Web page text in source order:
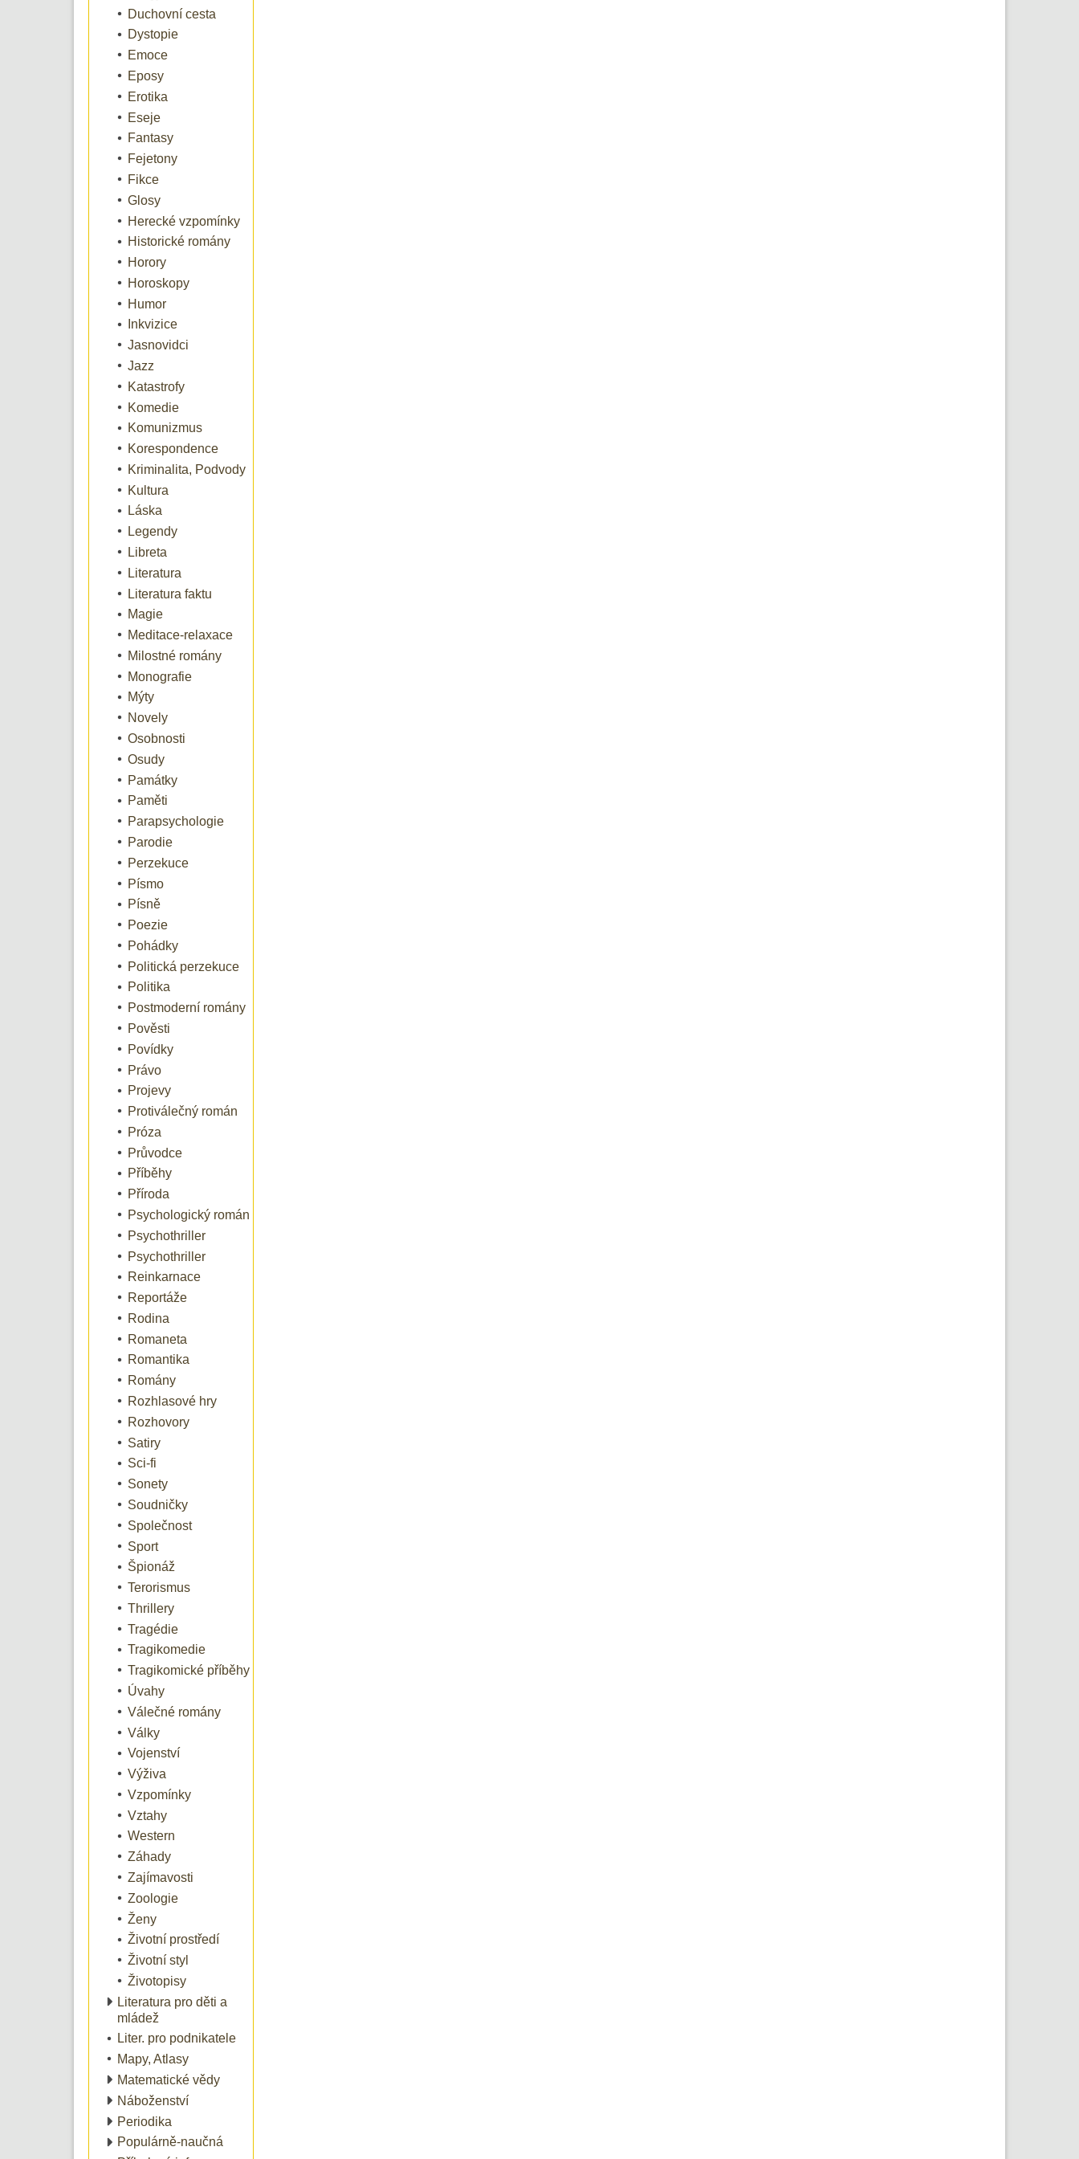
Duchovní cesta
Dystopie
Emoce
Eposy
Erotika
Eseje
Fantasy
Fejetony
Fikce
Glosy
Herecké vzpomínky
Historické romány
Horory
Horoskopy
Humor
Inkvizice
Jasnovidci
Jazz
Katastrofy
Komedie
Komunizmus
Korespondence
Kriminalita, Podvody
Kultura
Láska
Legendy
Libreta
Literatura
Literatura faktu
Magie
Meditace-relaxace
Milostné romány
Monografie
Mýty
Novely
Osobnosti
Osudy
Památky
Paměti
Parapsychologie
Parodie
Perzekuce
Písmo
Písně
Poezie
Pohádky
Politická perzekuce
Politika
Postmoderní romány
Pověsti
Povídky
Právo
Projevy
Protiválečný román
Próza
Průvodce
Příběhy
Příroda
Psychologický román
Psychothriller
Psychothriller
Reinkarnace
Reportáže
Rodina
Romaneta
Romantika
Romány
Rozhlasové hry
Rozhovory
Satiry
Sci-fi
Sonety
Soudničky
Společnost
Sport
Špionáž
Terorismus
Thrillery
Tragédie
Tragikomedie
Tragikomické příběhy
Úvahy
Válečné romány
Války
Vojenství
Výživa
Vzpomínky
Vztahy
Western
Záhady
Zajímavosti
Zoologie
Ženy
Životní prostředí
Životní styl
Životopisy
Literatura pro děti a
mládež
Liter. pro podnikatele
Mapy, Atlasy
Matematické vědy
Náboženství
Periodika
Populárně-naučná